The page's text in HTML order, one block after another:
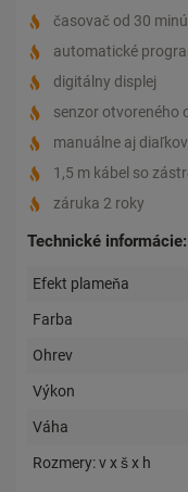
časovač od 30
automatické
digitálny displej
senzor otvoreného
manuálne aj
1,5 m kábel so
záruka 2 roky
Technické informácie:
Efekt plameňa
Farba
Ohrev
Výkon
Váha
Rozmery: v x š x h